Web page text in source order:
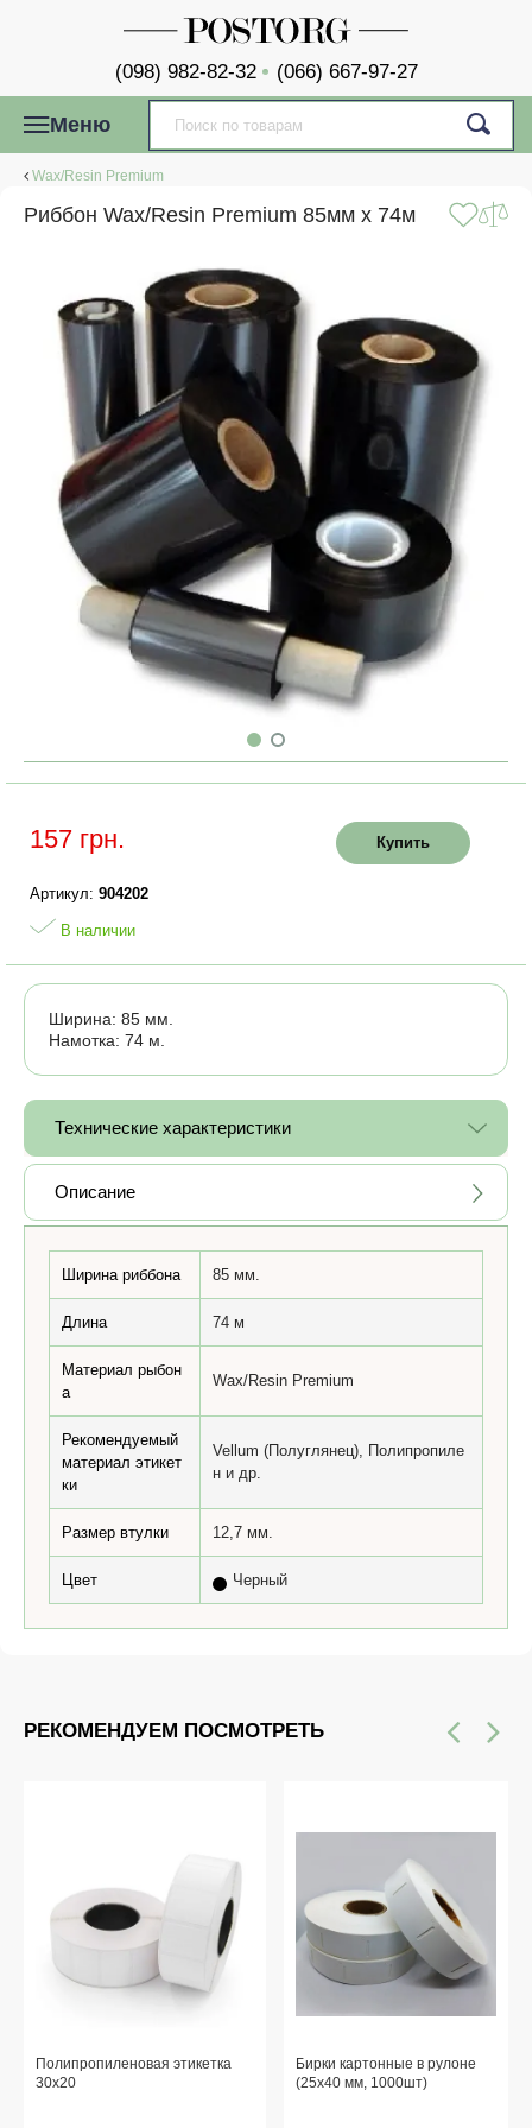
(098) 982-82-32 (066) 667-97-27
Меню
Wax/Resin Premium
Риббон Wax/Resin Premium 85мм x 74м
157 грн. Купить
Артикул: 904202
В наличии
Ширина: 85 мм.
Намотка: 74 м.
Технические характеристики
Описание
Ширина риббона 85 мм.
Длина 74 м
Материал рыбон
а
Wax/Resin Premium
Рекомендуемый
материал этикет
ки
Vellum (Полуглянец), Полипропиле
н и др.
Размер втулки 12,7 мм.
Цвет Черный
РЕКОМЕНДУЕМ ПОСМОТРЕТЬ
Полипропиленовая этикетка
30x20
Бирки картонные в рулоне
(25x40 мм, 1000шт)